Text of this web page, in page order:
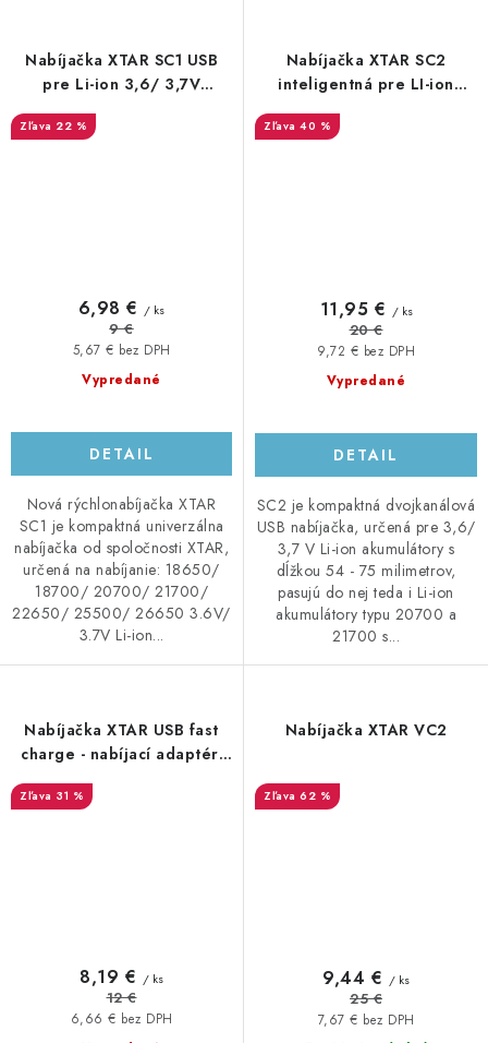
Nabíjačka XTAR SC1 USB
pre Li-ion 3,6/ 3,7V
akumulátory
22 %
Vypredané
5,67 € bez DPH
6,98 € / ks
9 €
DETAIL
Nová rýchlonabíjačka XTAR
SC1 je kompaktná univerzálna
nabíjačka od spoločnosti XTAR,
určená na nabíjanie: 18650/
18700/ 20700/ 21700/
22650/ 25500/ 26650 3.6V/
3.7V Li-ion...
Nabíjačka XTAR SC2
inteligentná pre LI-ion
akumulátory
40 %
Vypredané
9,72 € bez DPH
11,95 € / ks
20 €
DETAIL
SC2 je kompaktná dvojkanálová
USB nabíjačka, určená pre 3,6/
3,7 V Li-ion akumulátory s
dĺžkou 54 - 75 milimetrov,
pasujú do nej teda i Li-ion
akumulátory typu 20700 a
21700 s...
Nabíjačka XTAR USB fast
charge - nabíjací adaptér,
230V, čierny
31 %
6,66 € bez DPH
8,19 € / ks
12 €
Nabíjačka XTAR VC2
62 %
7,67 € bez DPH
9,44 € / ks
25 €